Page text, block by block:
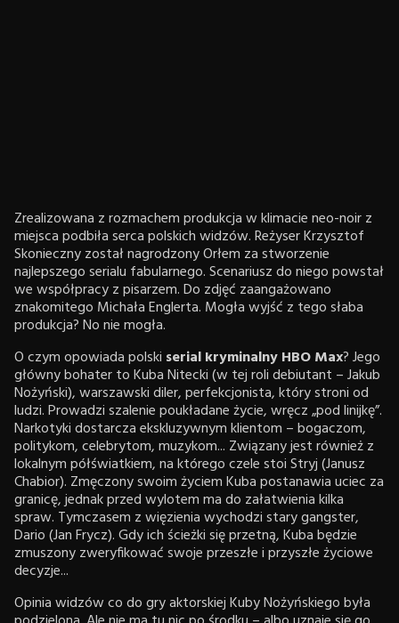
Zrealizowana z rozmachem produkcja w klimacie neo-noir z
miejsca podbiła serca polskich widzów. Reżyser Krzysztof
Skonieczny został nagrodzony Orłem za stworzenie
najlepszego serialu fabularnego. Scenariusz do niego powstał
we współpracy z pisarzem. Do zdjęć zaangażowano
znakomitego Michała Englerta. Mogła wyjść z tego słaba
produkcja? No nie mogła.
O czym opowiada polski serial kryminalny HBOMax? Jego
główny bohater to Kuba Nitecki (w tej roli debiutant – Jakub
Nożyński), warszawski diler, perfekcjonista, który stroni od
ludzi. Prowadzi szalenie poukładane życie, wręcz „pod linijkę”.
Narkotyki dostarcza ekskluzywnym klientom – bogaczom,
politykom, celebrytom, muzykom... Związany jest również z
lokalnym półświatkiem, na którego czele stoi Stryj (Janusz
Chabior). Zmęczony swoim życiem Kuba postanawia uciec za
granicę, jednak przed wylotem ma do załatwienia kilka
spraw. Tymczasem z więzienia wychodzi stary gangster,
Dario (Jan Frycz). Gdy ich ścieżki się przetną, Kuba będzie
zmuszony zweryfikować swoje przeszłe i przyszłe życiowe
decyzje...
Opinia widzów co do gry aktorskiej Kuby Nożyńskiego była